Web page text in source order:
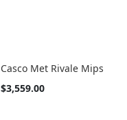
Casco Met Rivale Mips
Tan
$3,559.00